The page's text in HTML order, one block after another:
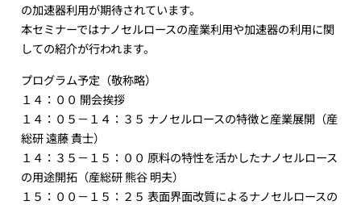
の加速器利用が期待されています。
本セミナーではナノセルロースの産業利用や加速器の利用に関
しての紹介が行われます。
プログラム予定（敬称略）
１４：００ 開会挨拶
１４：０５－１４：３５ ナノセルロースの特徴と産業展開（産
総研 遠藤 貴士）
１４：３５－１５：００ 原料の特性を活かしたナノセルロース
の用途開拓（産総研 熊谷 明夫）
１５：００－１５：２５ 表面界面改質によるナノセルロースの